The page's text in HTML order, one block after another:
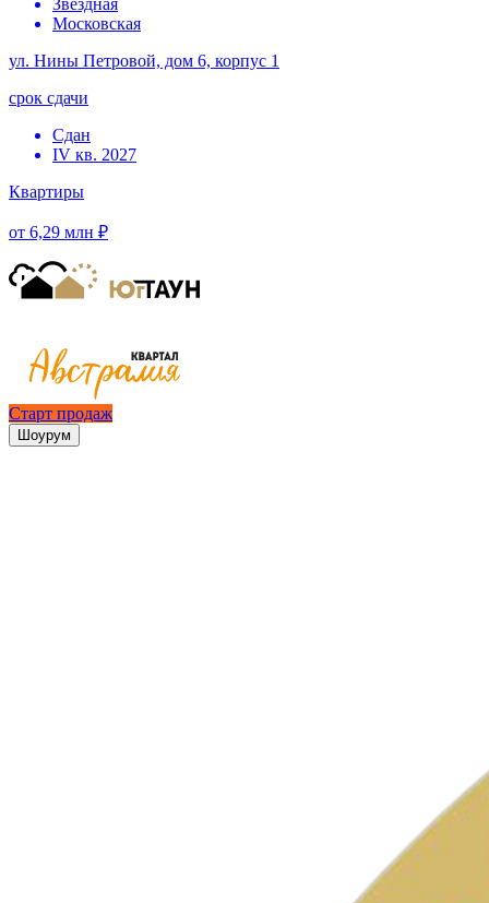
Московская
ул. Нины Петровой, дом 6, корпус 1
срок сдачи
Сдан
IV кв. 2027
Квартиры
от 6,29 млн ₽
Старт продаж
Шоурум